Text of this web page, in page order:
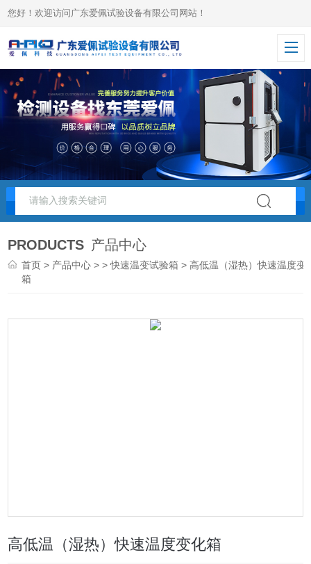
您好！欢迎访问广东爱佩试验设备有限公司网站！
PRODUCTS 产品中心
首页 > 产品中心 > >快速温变试验箱 > 高低温（湿热）快速温度变
箱
高低温（湿热）快速温度变化箱